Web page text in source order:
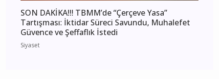
SON DAKİKA!!! TBMM’de “Çerçeve Yasa”
Tartışması: İktidar Süreci Savundu, Muhalefet
Güvence ve Şeffaflık İstedi
Siyaset